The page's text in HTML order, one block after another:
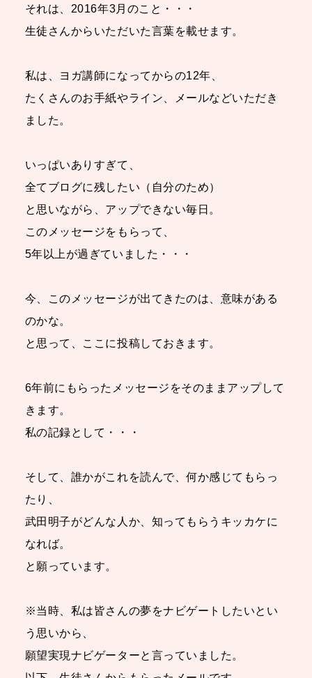
それは、2016年3月のこと・・・
生徒さんからいただいた言葉を載せます。
私は、ヨガ講師になってからの12年、
たくさんのお手紙やライン、メールなどいただき
ました。
いっぱいありすぎて、
全てブログに残したい（自分のため）
と思いながら、アップできない毎日。
このメッセージをもらって、
5年以上が過ぎていました・・・
今、このメッセージが出てきたのは、意味がある
のかな。
と思って、ここに投稿しておきます。
6年前にもらったメッセージをそのままアップして
きます。
私の記録として・・・
そして、誰かがこれを読んで、何か感じてもらっ
たり、
武田明子がどんな人か、知ってもらうキッカケに
なれば。
と願っています。
※当時、私は皆さんの夢をナビゲートしたいとい
う思いから、
願望実現ナビゲーターと言っていました。